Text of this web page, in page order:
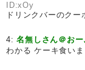
ID:xOy
ドリンクバーのクー
4:名無しさん＠おー
わかる ケーキ食い